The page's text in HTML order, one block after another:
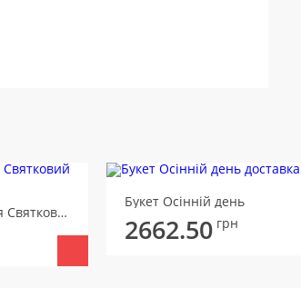
Великодня композиція Святковий ранок
Букет Осінній день
2662.50 грн